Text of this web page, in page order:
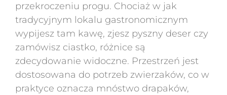
przekroczeniu progu. Chociaż w jak
tradycyjnym lokalu gastronomicznym
wypijesz tam kawę, zjesz pyszny deser czy
zamówisz ciastko, różnice są
zdecydowanie widoczne. Przestrzeń jest
dostosowana do potrzeb zwierzaków, co w
praktyce oznacza mnóstwo drapaków,